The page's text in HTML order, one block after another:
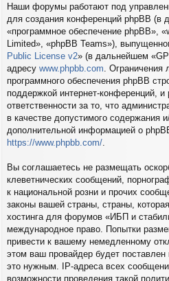
Наши форумы работают под
для создания конференций phpBB (в
«программное обеспечение phpBB»,
Limited», «phpBB Teams»),
Public License v2» (в дальнейшем
адресу www.phpbb.com .
программного обеспечения phpBB
поддержкой интернет-конференций,
ответственности за то, что
в качестве допустимого содержания
дополнительной информацией о
https://www.phpbb.com/
Вы соглашаетесь не размещать
клеветнических сообщений,
к национальной розни и прочих
законы вашей страны, страны,
хостинга для форумов «ИБП и
международное право. Попытки
привести к вашему немедленному
этом ваш провайдер будет
это нужным. IP-адреса всех
возможности проведения такой